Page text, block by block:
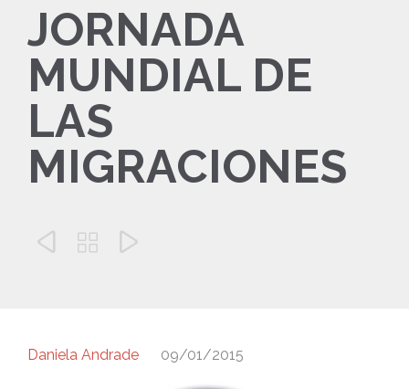
JORNADA
MUNDIAL DE
LAS
MIGRACIONES
  
Daniela Andrade 09/01/2015